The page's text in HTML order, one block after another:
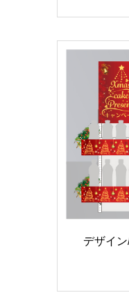
デザイ